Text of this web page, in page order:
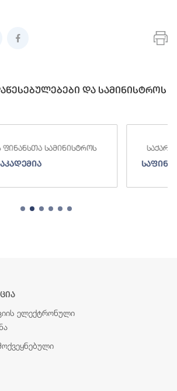
და სამინისტროს
სამინისტროს
აკადემია
ელექტრონული